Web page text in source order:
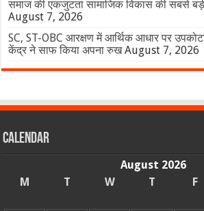
समाज की एकजुटता सामाजिक विकास की सबसे
August 7, 2026
SC, ST-OBC आरक्षण में आर्थिक आधार पर
केंद्र ने साफ किया अपना रुख August 7, 2026
Calendar
August 2026
M
T W T F